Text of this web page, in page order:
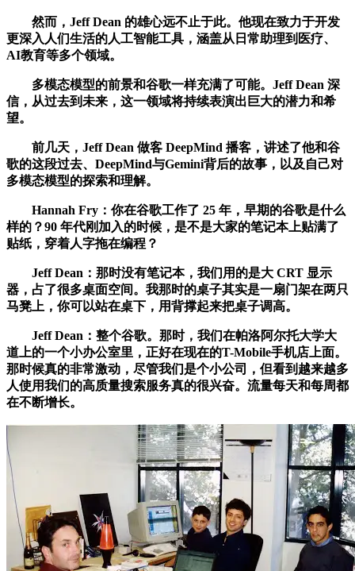
然而，Jeff Dean 的雄心远不止于此。他现在致力于开发
更深入人们生活的人工智能工具，涵盖从日常助理到医疗、
AI教育等多个领域。
多模态模型的前景和谷歌一样充满了可能。Jeff Dean 深
信，从过去到未来，这一领域将持续表演出巨大的潜力和希
望。
前几天，Jeff Dean 做客 DeepMind 播客，讲述了他和谷
歌的这段过去、DeepMind与Gemini背后的故事，以及自己对
多模态模型的探索和理解。
Hannah Fry：你在谷歌工作了 25 年，早期的谷歌是什么
样的？90 年代刚加入的时候，是不是大家的笔记本上贴满了
贴纸，穿着人字拖在编程？
Jeff Dean：那时没有笔记本，我们用的是大 CRT 显示
器，占了很多桌面空间。我那时的桌子其实是一扇门架在两只
马凳上，你可以站在桌下，用背撑起来把桌子调高。
Jeff Dean：整个谷歌。那时，我们在帕洛阿尔托大学大
道上的一个小办公室里，正好在现在的T-Mobile手机店上面。
那时候真的非常激动，尽管我们是个小公司，但看到越来越多
人使用我们的高质量搜索服务真的很兴奋。流量每天和每周都
在不断增长。